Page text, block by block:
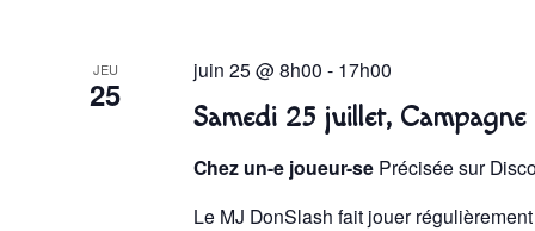
JEU
25
Samedi 25 juillet,
juin 25 @ 8h00 - 17h00
Chez un-e joueur-se Précisée sur
Le MJ DonSlash fait jouer